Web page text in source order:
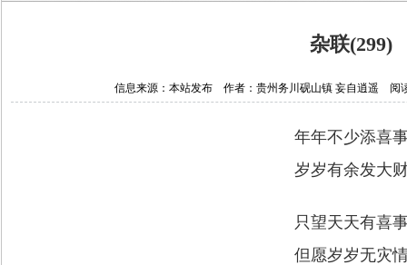
杂联(299)
信息来源：本站发布 作者：贵州务川砚山镇 妄自逍遥 阅
年年不少添喜
岁岁有余发大
只望天天有喜
但愿岁岁无灾